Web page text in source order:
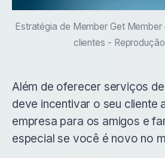
Estratégia de Member Get
clientes -
Além de oferecer serviços
deve incentivar o seu cliente
empresa para os amigos e
especial se você é novo no